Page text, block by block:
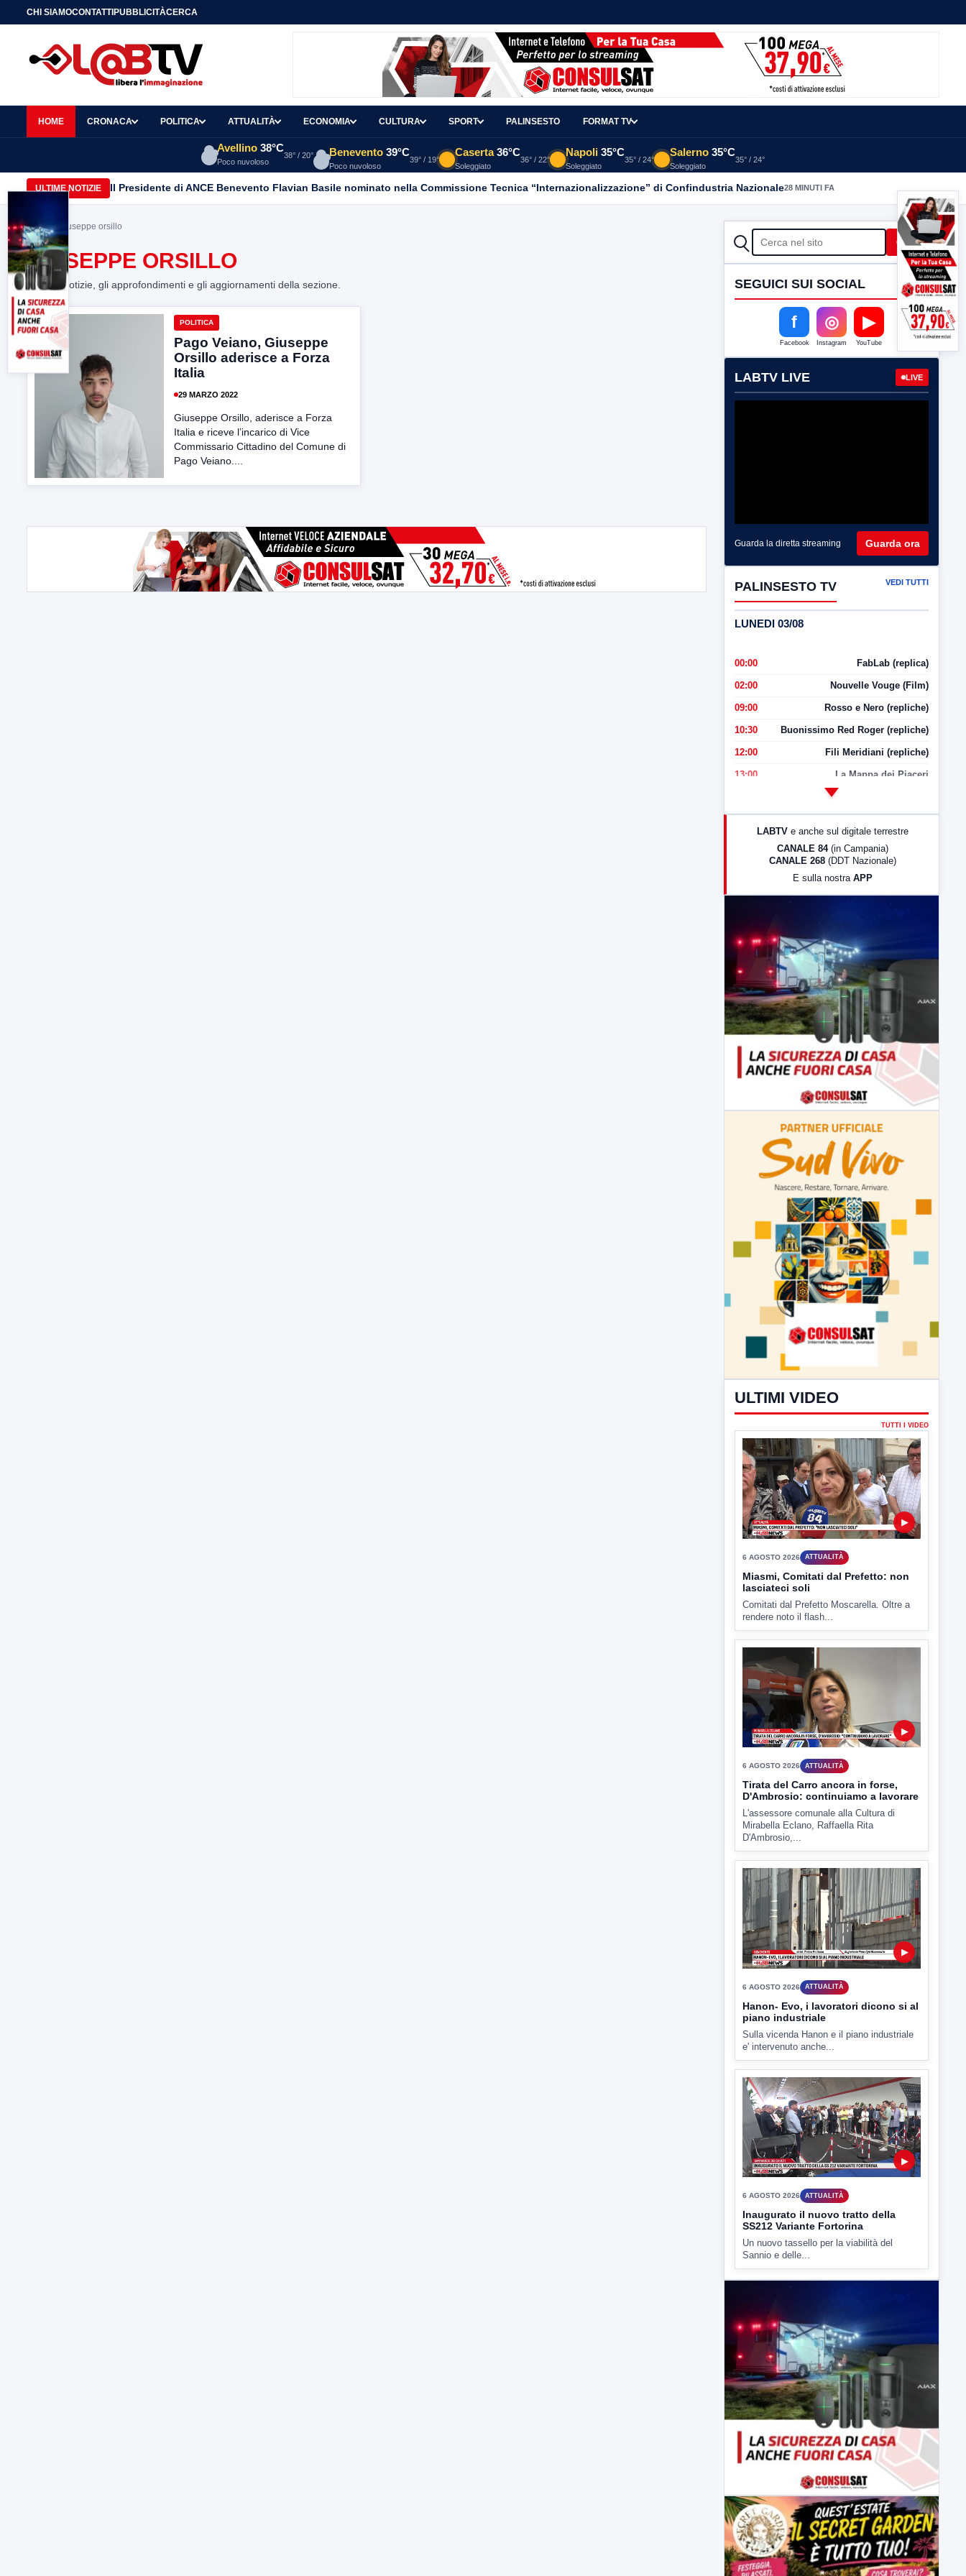
CHI SIAMOCONTATTIPUBBLICITÀCERCA
HOME CRONACA POLITICA ATTUALITÀ ECONOMIA CULTURA SPORT PALINSESTO FORMAT TV
Avellino 38°C
Poco nuvoloso
38° / 20° Benevento 39°C
Poco nuvoloso
39° / 19°
Caserta 36°C
Soleggiato
36° / 22°
Napoli 35°C
Soleggiato
35° / 24°
Salerno 35°C
Soleggiato
35° / 24°
ULTIME NOTIZIE Il Presidente di ANCE Benevento Flavian Basile nominato nella Commissione Tecnica “Internazionalizzazione” di Confindustria Nazionale28 MINUTI FA
Home> giuseppe orsillo
GIUSEPPE ORSILLO
Tutte le notizie, gli approfondimenti e gli aggiornamenti della sezione.
POLITICA
Pago Veiano, Giuseppe
Orsillo aderisce a Forza
Italia
29 MARZO 2022
Giuseppe Orsillo, aderisce a Forza
Italia e riceve l’incarico di Vice
Commissario Cittadino del Comune di
Pago Veiano....
CERCA Cerca
SEGUICI SUI SOCIAL
f
Facebook
◎
Instagram
▶
YouTube
LABTV LIVE LIVE
Guarda la diretta streaming Guarda ora
PALINSESTO TV VEDI TUTTI
LUNEDI 03/08
00:00 FabLab (replica)
02:00 Nouvelle Vouge (Film)
09:00 Rosso e Nero (repliche)
10:30 Buonissimo Red Roger (repliche)
12:00 Fili Meridiani (repliche)
13:00 La Mappa dei Piaceri
LabNews (Diretta)
LABTV e anche sul digitale terrestre
CANALE 84 (in Campania)
CANALE 268 (DDT Nazionale)
E sulla nostra APP
ULTIMI VIDEO
TUTTI I VIDEO
▶
6 AGOSTO 2026 ATTUALITÀ
Miasmi, Comitati dal Prefetto: non
lasciateci soli
Comitati dal Prefetto Moscarella. Oltre a
rendere noto il flash...
▶
6 AGOSTO 2026 ATTUALITÀ
Tirata del Carro ancora in forse,
D'Ambrosio: continuiamo a lavorare
L'assessore comunale alla Cultura di
Mirabella Eclano, Raffaella Rita
D'Ambrosio,...
▶
6 AGOSTO 2026 ATTUALITÀ
Hanon- Evo, i lavoratori dicono si al
piano industriale
Sulla vicenda Hanon e il piano industriale
e' intervenuto anche...
▶
6 AGOSTO 2026 ATTUALITÀ
Inaugurato il nuovo tratto della
SS212 Variante Fortorina
Un nuovo tassello per la viabilità del
Sannio e delle...